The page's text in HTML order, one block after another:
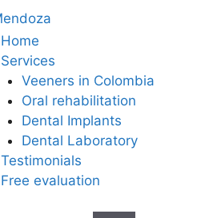
Home
Services
Veeners in Colombia
Oral rehabilitation
Dental Implants
Dental Laboratory
Testimonials
Free evaluation